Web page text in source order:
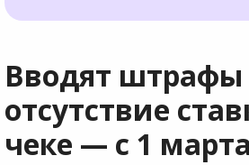
Вводят штрафы
отсутствие
чеке — с 1 марта